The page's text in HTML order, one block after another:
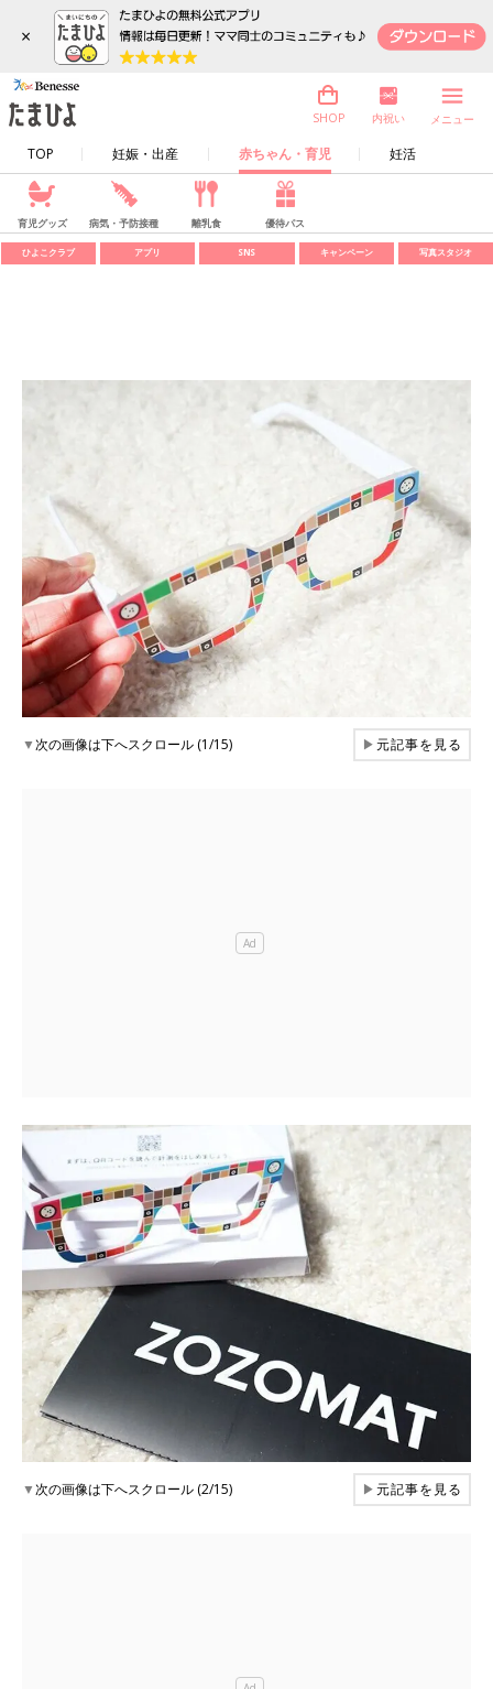
×
TOP 妊娠・出産 赤ちゃん・育児 妊活
SHOP 内祝い メニュー
育児グッズ 病気・予防接種 離乳食 優待パス
ひよこクラブ アプリ SNS キャンペーン 写真スタジオ
▼次の画像は下へスクロール (1/15) ▶元記事を見る
▼次の画像は下へスクロール (2/15) ▶元記事を見る